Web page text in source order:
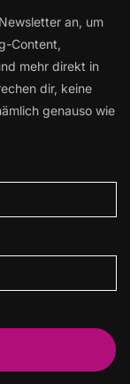
an, um
Content,
mehr direkt in
dir, keine
genauso wie